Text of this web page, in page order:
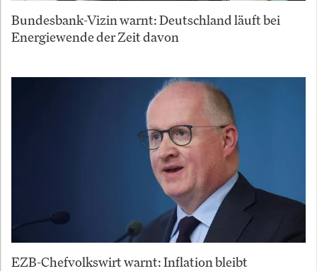
Bundesbank-Vizin warnt: Deutschland läuft bei
Energiewende der Zeit davon
EZB-Chefvolkswirt warnt: Inflation bleibt